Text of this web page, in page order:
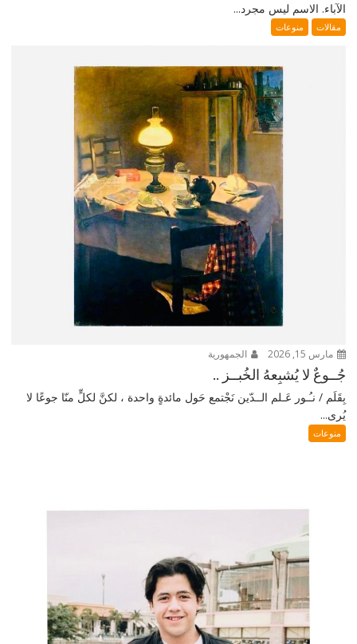
الآباء. الاسم ليس مجرد...
مقالات منوعات
مارس 15, 2026 الجمهورية
جُــوعٌ لا يُشبِعهُ الخُبــز ..
بِقَلَم / نـُـور عَـلم الــدّين نَجْتمع حَول مائدةٍ واحدة ، لكنَّ لكلٍّ منّا جوعًا لا
يُرى...
منوعات